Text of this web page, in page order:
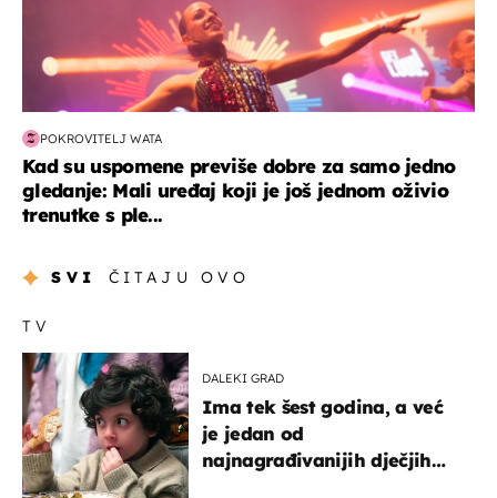
POKROVITELJ WATA
Kad su uspomene previše dobre za samo jedno
gledanje: Mali uređaj koji je još jednom oživio
trenutke s ple...
SVI ČITAJU OVO
TV
DALEKI GRAD
Ima tek šest godina, a već
je jedan od
najnagrađivanijih dječjih